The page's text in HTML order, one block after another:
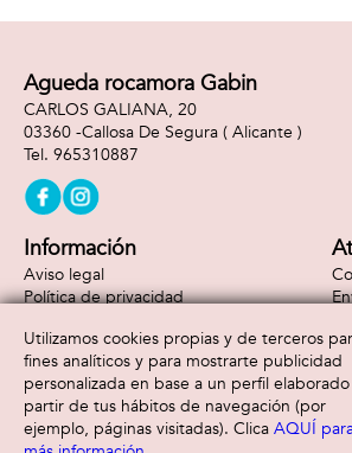
Agueda rocamora Gabin
CARLOS GALIANA, 20
03360 -Callosa De Segura ( Alicante )
965310887
Información
Aviso legal
Política de privacidad
Formas de pago
Utilizamos cookies propias y de terceros
fines analíticos y para mostrarte publicidad
personalizada en base a un perfil
partir de tus hábitos de navegación (por
ejemplo, páginas visitadas). Clica AQUÍ